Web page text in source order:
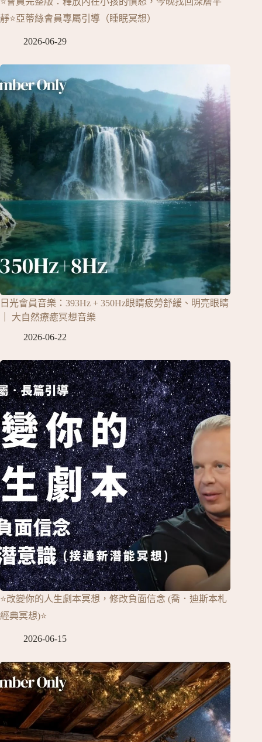
靜⭐亞蒂絲會員專屬引導（睡眠冥想）
2026-06-29
日光會員音樂：393Hz + 350Hz眼睛疲勞舒緩、明亮眼睛
｜ 大自然療癒冥想音樂
2026-06-22
⭐改變你的人生劇本冥想，修改負面信念 (喬．迪斯本札
經典冥想)⭐
2026-06-15